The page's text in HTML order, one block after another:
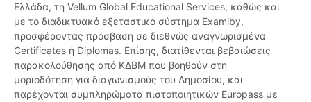
Ελλάδα, τη Vellum Global Educational Services, καθώς και
με το διαδικτυακό εξεταστικό σύστημα Examiby,
προσφέροντας πρόσβαση σε διεθνώς αναγνωρισμένα
Certificates ή Diplomas. Επίσης, διατίθενται βεβαιώσεις
παρακολούθησης από ΚΔΒΜ που βοηθούν στη
μοριοδότηση για διαγωνισμούς του Δημοσίου, και
παρέχονται συμπληρώματα πιστοποιητικών Europass με